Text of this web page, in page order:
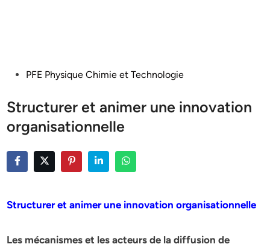
PostedPFE Physique Chimie et Technologie
Structurer et animer une innovation
organisationnelle
Structurer et animer une innovation organisationnelle
Les mécanismes et les acteurs de la diffusion de